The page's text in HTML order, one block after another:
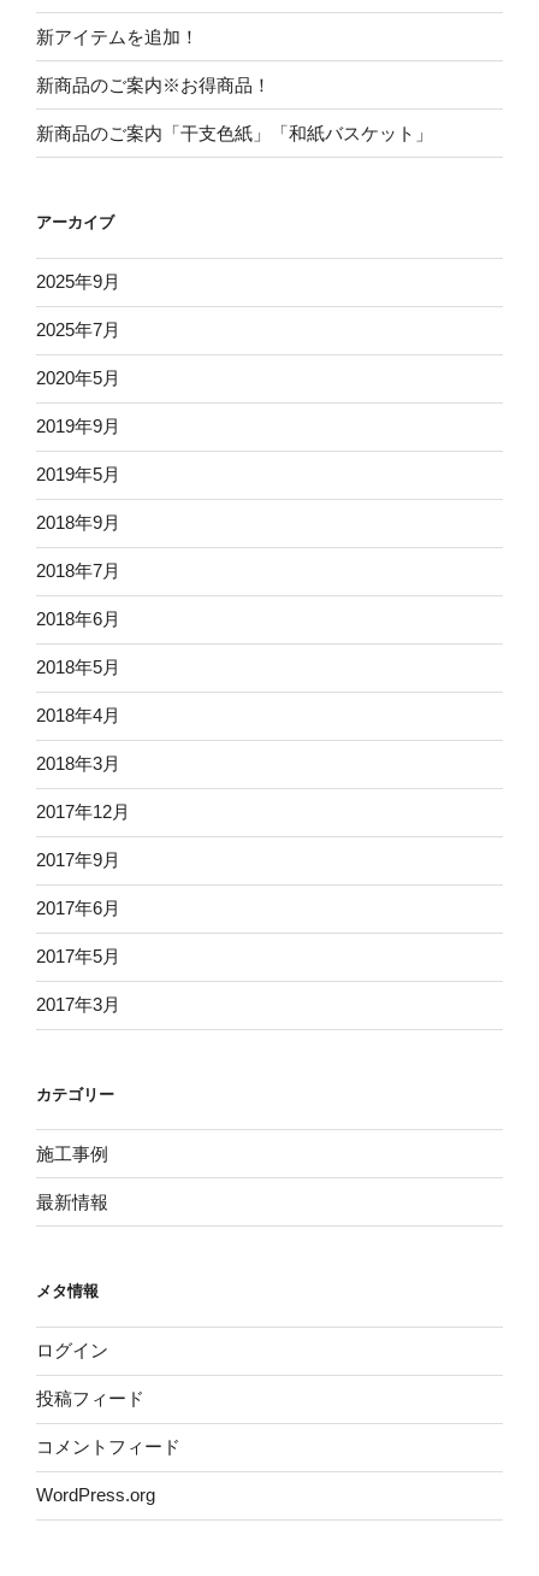
新アイテムを追加！
新商品のご案内※お得商品！
新商品のご案内「干支色紙」「和紙バスケット」
アーカイブ
2025年9月
2025年7月
2020年5月
2019年9月
2019年5月
2018年9月
2018年7月
2018年6月
2018年5月
2018年4月
2018年3月
2017年12月
2017年9月
2017年6月
2017年5月
2017年3月
カテゴリー
施工事例
最新情報
メタ情報
ログイン
投稿フィード
コメントフィード
WordPress.org